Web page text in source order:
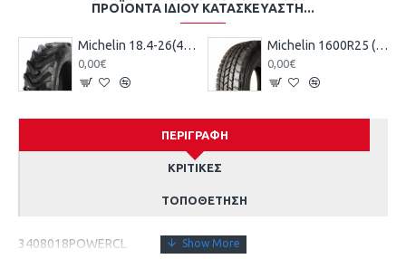
ΠΡΟΪΌΝΤΑ ΊΔΙΟΥ ΚΑΤΑΣΚΕΥΑΣΤΉ...
Michelin 18.4-26(480/80-26) POWER CL 12PR
0,00€
Michelin 1600R25 (445/95R25) X-CRANE
0,00€
ΠΕΡΙΓΡΑΦΉ
ΚΡΙΤΙΚΈΣ
ΤΟΠΟΘΈΤΗΣΗ
3408018POWERCL